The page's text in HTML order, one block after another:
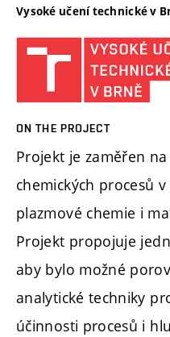
Vysoké učení technické v
ON THE PROJECT
Projekt je zaměřen
chemických procesů
plazmové chemie i
Projekt propojuje
aby bylo možné
analytické techniky
účinnosti procesů i